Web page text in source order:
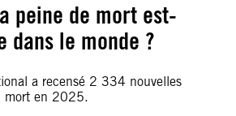
peine de mort est-
dans le monde ?
a recensé 2 334 nouvelles
mort en 2025.